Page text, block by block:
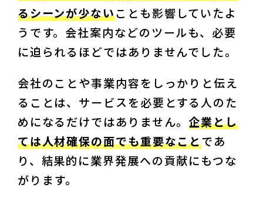
るシーンが少ないことも影響していたよ
うです。会社案内などのツールも、必要
に迫られるほどではありませんでした。
会社のことや事業内容をしっかりと伝え
ることは、サービスを必要とする人のた
めになるだけではありません。企業とし
ては人材確保の面でも重要なことであ
り、結果的に業界発展への貢献にもつな
がります。